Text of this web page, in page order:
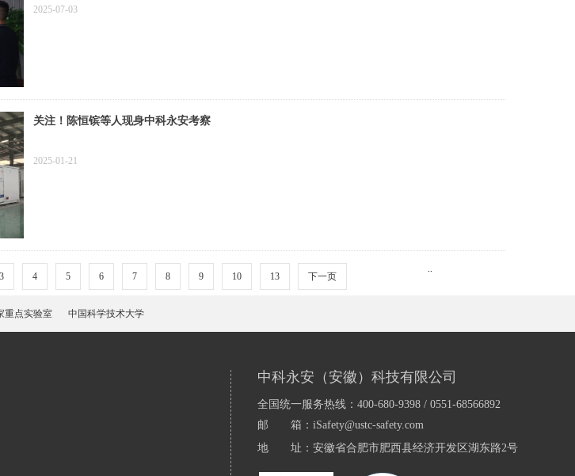
2025-07-03
关注！陈恒镔等人现身中科永安考察
2025-01-21
3 4 5 6 7 8 9 10
..
13 下一页
重点实验室 中国科学技术大学
全国统一服务热线： 400-680-9398 / 0551-68566892
邮       箱： iSafety@ustc-safety.com
地       址： 安徽省合肥市肥西县经济开发区湖东路2号
中科永安（安徽）科技有限公司